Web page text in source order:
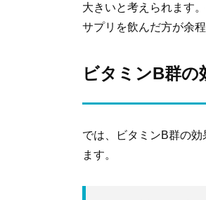
大きいと考えられます
サプリを飲んだ方が余
ビタミンB群の
では、ビタミンB群の
ます。